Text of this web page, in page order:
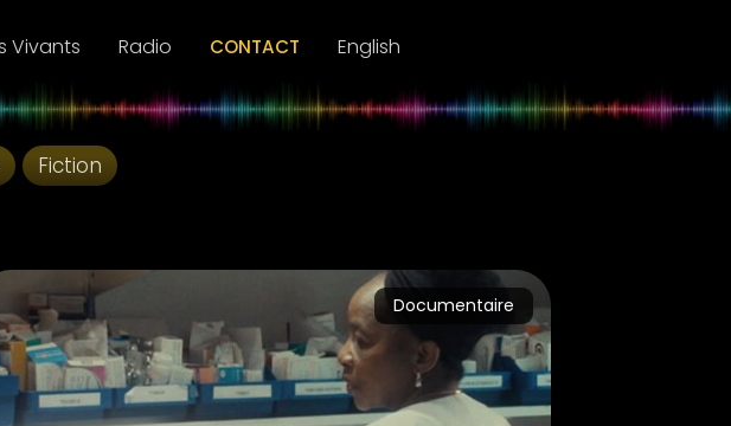
Cinéma Arts Vivants Radio
Fiction
Documentaire